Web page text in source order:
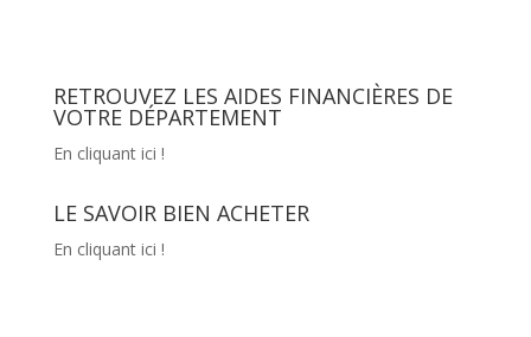
RETROUVEZ LES AIDES FINANCIÈRES DE
VOTRE DÉPARTEMENT
En cliquant ici !
LE SAVOIR BIEN ACHETER
En cliquant ici !